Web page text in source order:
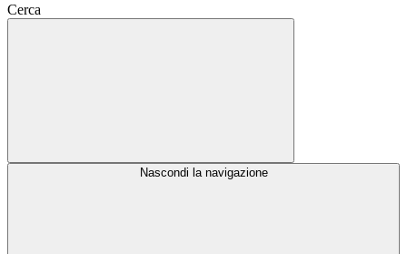
Cerca
Nascondi la navigazione